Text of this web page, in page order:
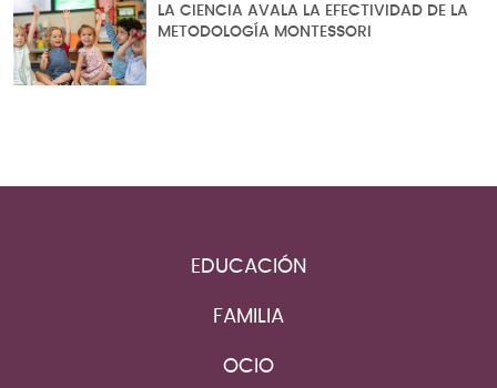
LA CIENCIA AVALA LA EFECTIVIDAD DE LA
METODOLOGÍA MONTESSORI
EDUCACIÓN
FAMILIA
OCIO